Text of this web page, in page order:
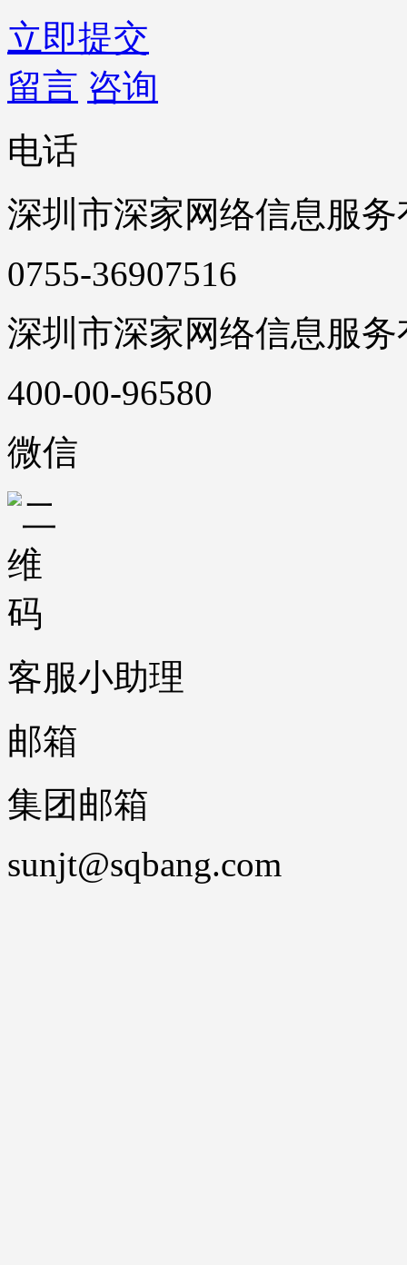
立即提交
留言 咨询
电话
深圳市深家网络信息服
0755-36907516
深圳市深家网络信息服
400-00-96580
微信
客服小助理
邮箱
集团邮箱
sunjt@sqbang.com